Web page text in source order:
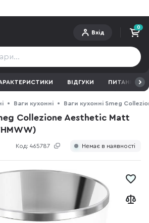
Вхід
0
ВІДГУКИ ПИТАННЯ ТА
Ваги кухонні Ваги кухонні Smeg
Collezione Aesthetic Matt
Код: 465787 Немає в наявності